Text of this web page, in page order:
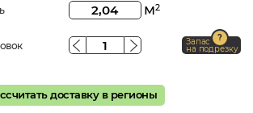
м2
Запас
на подрезку
доставку в регионы